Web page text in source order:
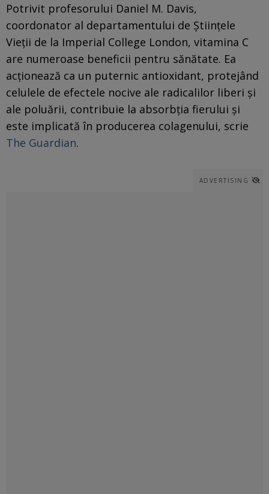
Potrivit profesorului Daniel M. Davis,
coordonator al departamentului de Științele
Vieții de la Imperial College London, vitamina C
are numeroase beneficii pentru sănătate. Ea
acționează ca un puternic antioxidant, protejând
celulele de efectele nocive ale radicalilor liberi și
ale poluării, contribuie la absorbția fierului și
este implicată în producerea colagenului, scrie
The Guardian.
ADVERTISING